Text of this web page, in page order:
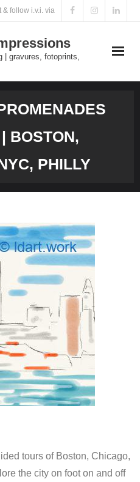
& follow i.v.i. via
| gravures, fotoprints,
BOSTON,
PHILLY
tours of Boston, Chicago,
the city on foot on and off